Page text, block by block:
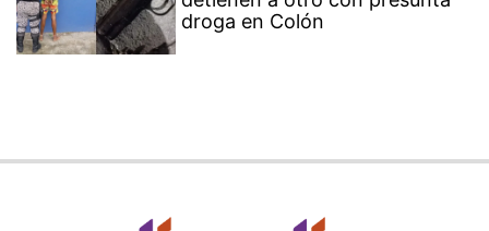
droga en Colón